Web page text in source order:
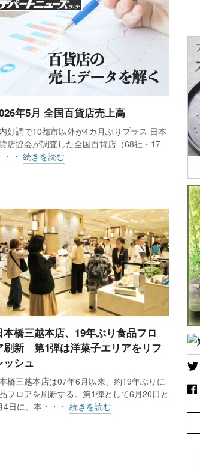
（店舗調整後）は17.8%減とな
月連続減だった。前月に
9月の水準（37.7%減）まで
による高額品需要が好調でプ
られた。
、6～8月27.0%減、7～9月
で戻したことで、マイナス幅
に11カ月ぶりにプラス
高まりによって他の品目に比
遠方の家族や親戚に贈る「帰
和洋酒、ブランド牛などの
年5月 全国百貨店売上高
好調で10都市以外が4カ月ぶりプラス 日本
店協会が調査した全国百貨店（68社・17
・・ 続きを読む
本橋三越本店、19年ぶり食品フロ
刷新 第1弾は洋菓子エリアをリフ
ッシュ
橋三越本店は07年6月以来、約19年ぶりに
フロアを刷新する。第1弾として6月20日と
4日に、本・・・ 続きを読む